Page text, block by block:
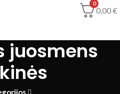
0
0,00€
juosmens